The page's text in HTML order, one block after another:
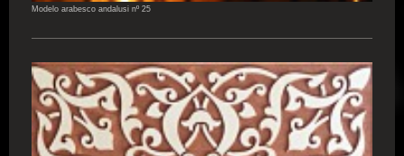
Modelo arabesco andalusi nº 25